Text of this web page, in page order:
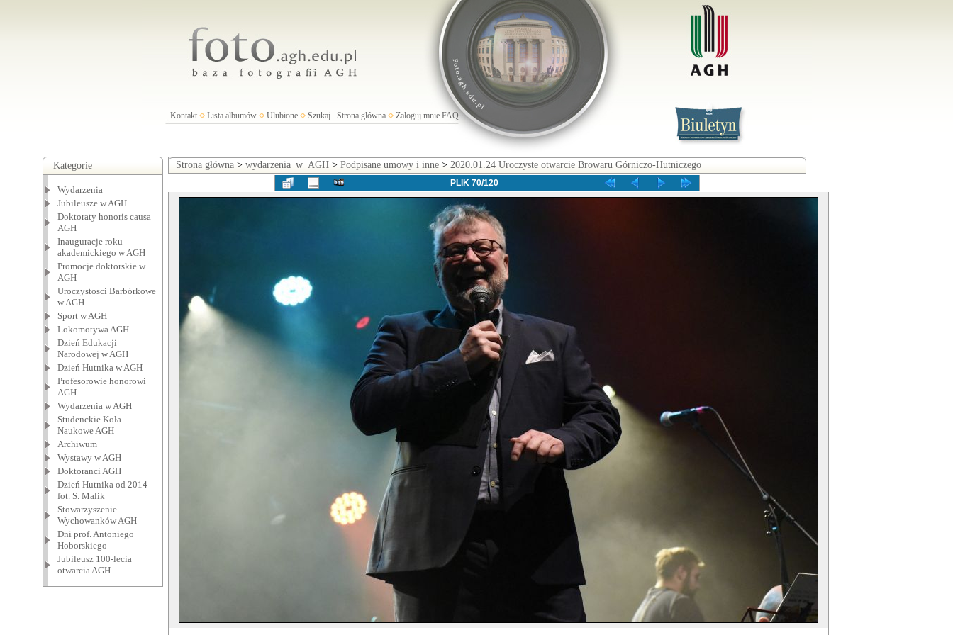
Kontakt Lista albumów Ulubione Szukaj Strona główna Zaloguj mnie FAQ
Kategorie
Wydarzenia
Jubileusze w AGH
Doktoraty honoris causa
AGH
Inauguracje roku
akademickiego w AGH
Promocje doktorskie w
AGH
Uroczystosci Barbórkowe
w AGH
Sport w AGH
Lokomotywa AGH
Dzień Edukacji
Narodowej w AGH
Dzień Hutnika w AGH
Profesorowie honorowi
AGH
Wydarzenia w AGH
Studenckie Koła
Naukowe AGH
Archiwum
Wystawy w AGH
Doktoranci AGH
Dzień Hutnika od 2014 -
fot. S. Malik
Stowarzyszenie
Wychowanków AGH
Dni prof. Antoniego
Hoborskiego
Jubileusz 100-lecia
otwarcia AGH
Strona główna> wydarzenia_w_AGH> Podpisane umowy i inne> 2020.01.24 Uroczyste otwarcie Browaru Górniczo-Hutniczego
PLIK 70/120